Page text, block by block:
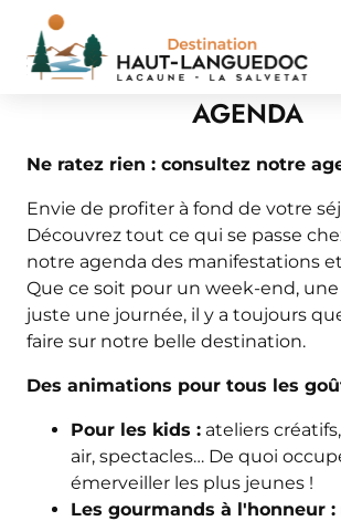
contenu
AGENDA
Ne ratez rien : consultez notre
Envie de profiter à fond de votre
Découvrez tout ce qui se passe
notre agenda des manifestations
Que ce soit pour un week-end,
juste une journée, il y a toujours
faire sur notre belle destination.
Des animations pour tous les
Pour les kids : ateliers
air, spectacles… De quoi
émerveiller les plus jeunes !
Les gourmands à l'honneur :